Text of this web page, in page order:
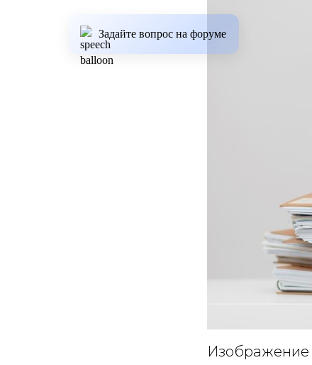
Изображение
Задайте вопрос на форуме